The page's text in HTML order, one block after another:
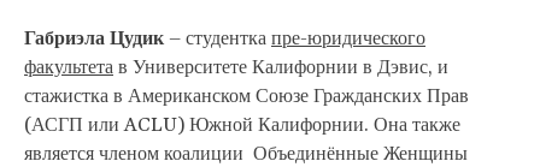
Габриэла Цудик – студентка пре-юридического
факультета в Университете Калифорнии в Дэвис, и
стажистка в Американском Союзе Гражданских Прав
(АСГП или ACLU) Южной Калифорнии. Она также
является членом коалиции Объединённые Женщины